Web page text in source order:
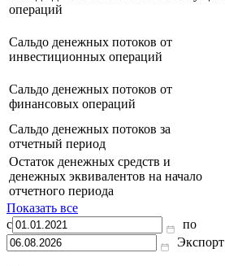
операций
Сальдо денежных потоков от
инвестиционных операций
Сальдо денежных потоков от
финансовых операций
Сальдо денежных потоков за
отчетный период
Остаток денежных средств и
денежных эквивалентов на начало
отчетного периода
Показать все
с
по
Экспорт